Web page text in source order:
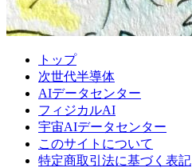
トップ
次世代半導体
AIデータセンター
フィジカルAI
宇宙AIデータセンター
このサイトについて
特定商取引法に基づく表記